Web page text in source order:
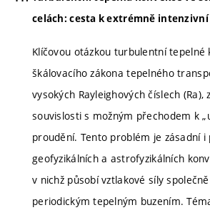
celách: cesta k extrémně
Klíčovou otázkou turbulentní tepelné
škálovacího zákona tepelného
vysokých Rayleighových číslech (Ra),
souvislosti s možným přechodem k
proudění. Tento problém je zásadní
geofyzikálních a astrofyzikálních
v nichž působí vztlakové síly
periodickým tepelným buzením.